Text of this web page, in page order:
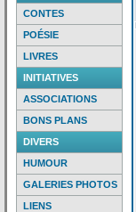
CONTES
POÉSIE
LIVRES
INITIATIVES
ASSOCIATIONS
BONS PLANS
DIVERS
HUMOUR
GALERIES PHOTOS
LIENS